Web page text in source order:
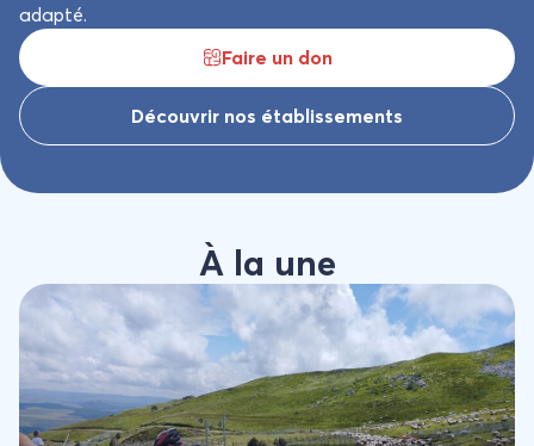
adapté.
Faire un don
Découvrir nos établissements
À la une
Sensations fortes en CIMGO !